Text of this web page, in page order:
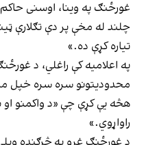
غورځنګ په وینا، اوسنی
چلند له مخې پر دې تګلارې
تیاره کړې ده.»
په اعلامیه کې راغلي، د
محدودیتونو سره سره خپل
هڅه یې کړې چې «د واکمنو او
راواړوي.»